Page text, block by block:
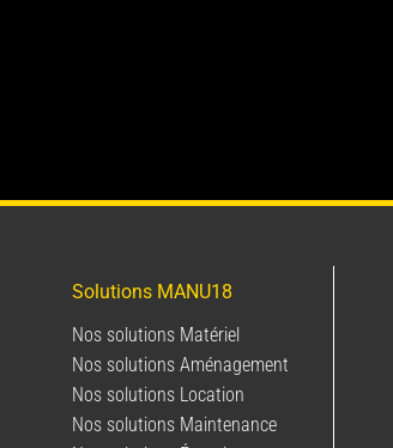
Solutions MANU18
Nos solutions Matériel
Nos solutions Aménagement
Nos solutions Location
Nos solutions Maintenance